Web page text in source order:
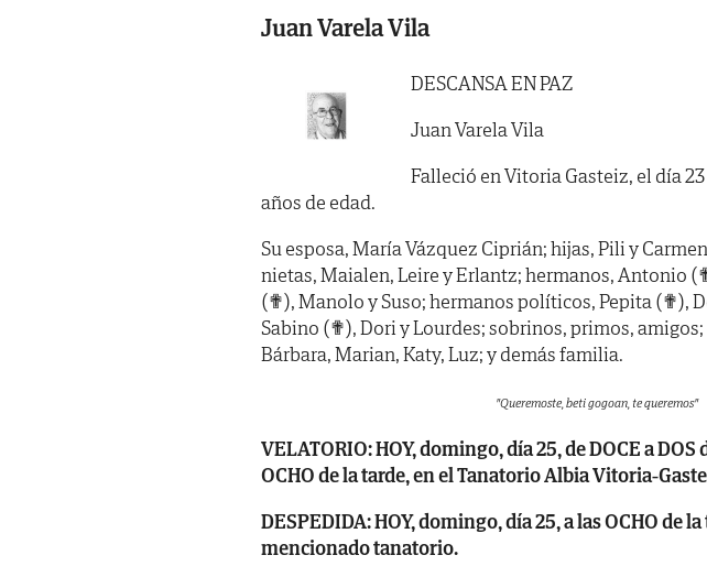
Juan Varela Vila
DESCANSA EN PAZ
Juan Varela Vila
Falleció en Vitoria Gasteiz, el día
años de edad.
Su esposa, María Vázquez Ciprián; hijas, Pili y
nietas, Maialen, Leire y Erlantz; hermanos, Antonio
(✟), Manolo y Suso; hermanos políticos, Pepita (✟),
Sabino (✟), Dori y Lourdes; sobrinos, primos,
Bárbara, Marian, Katy, Luz; y demás familia.
"Queremoste, beti gogoan, te queremos"
VELATORIO: HOY, domingo, día 25, de DOCE a
OCHO de la tarde, en el Tanatorio Albia Vitoria-
DESPEDIDA: HOY, domingo, día 25, a las OCHO de
mencionado tanatorio.